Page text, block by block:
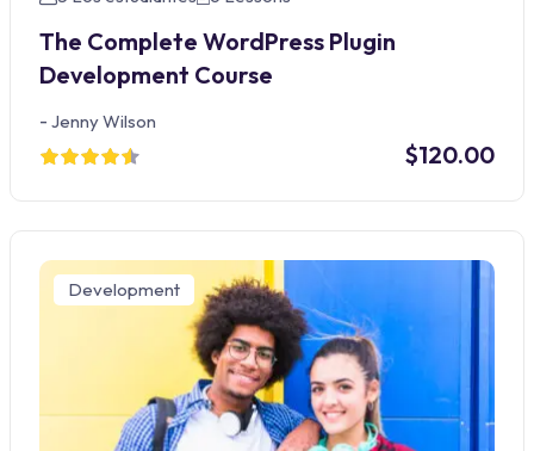
The Complete WordPress Plugin
Development Course
- Jenny Wilson
$120.00
Development